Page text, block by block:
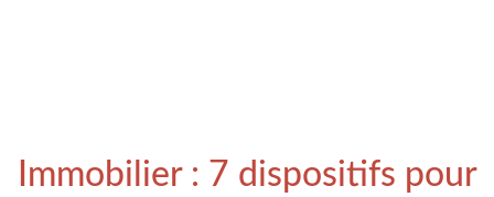
Immobilier : 7 dispositifs pour